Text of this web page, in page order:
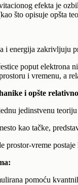
efekta je
što opisuje opšta
i energija zakrivljuju
poput elektrona
i vremenu, a
i opšte
jedinstvenu
kao tačke,
prostor-vreme
pomoću